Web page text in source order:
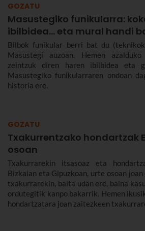
GOZATU
Masustegiko funikularra:
ibilbidea... eta mural handi
Bilbok funikular berri bat du
Masustegi auzoan. Hemen
zeintzuk diren haren ibilbidea eta
Masustegiko funikularraren ondoan
historia ere.
GOZATU
Txakurrentzako hondartzak
osoan
Txakurrarekin itsasoaz eta
Bizkaian eta Gipuzkoan, urte osoan
txakurrarekin, baita udan ere, baina
ordutegitik kanpo bakarrik. Hemen
hondartzatara joan zaitezkeen